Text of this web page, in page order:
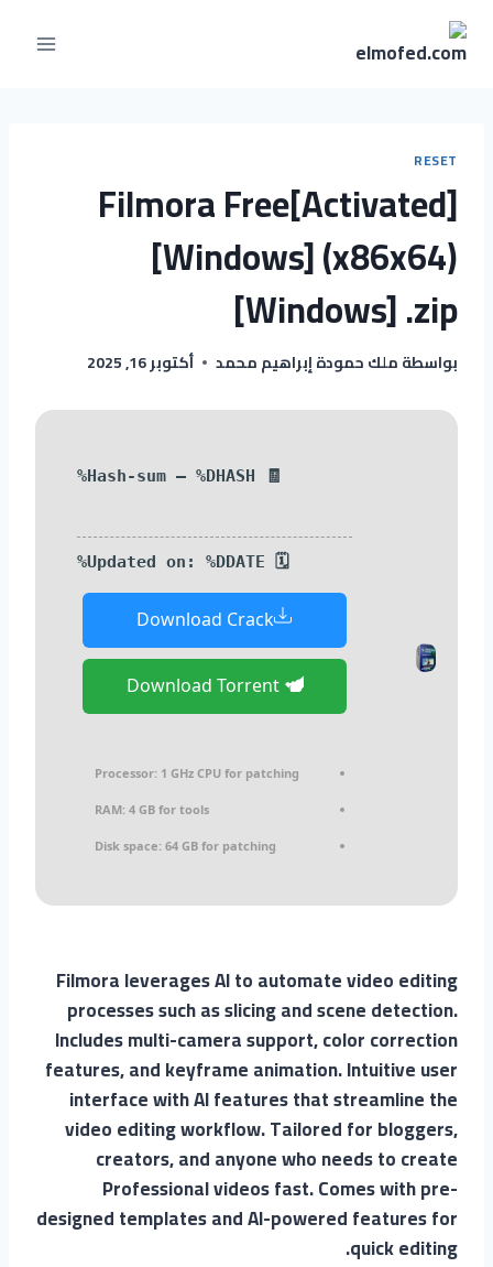
RESET
Filmora Free[Activated]
[Windows] (x86x64)
[Windows] .zip
بواسطةملك حمودة إبراهيم محمد أكتوبر 16, 2025
🧾 Hash-sum — %DHASH%
🗓 Updated on: %DDATE%
Download Crack
Download Torrent
Processor: 1 GHz CPU for patching
RAM: 4 GB for tools
Disk space: 64 GB for patching
Filmora leverages AI to automate video editing
processes such as slicing and scene detection.
Includes multi-camera support, color correction
features, and keyframe animation. Intuitive user
interface with AI features that streamline the
video editing workflow. Tailored for bloggers,
creators, and anyone who needs to create
Professional videos fast. Comes with pre-
designed templates and AI-powered features for
quick editing.